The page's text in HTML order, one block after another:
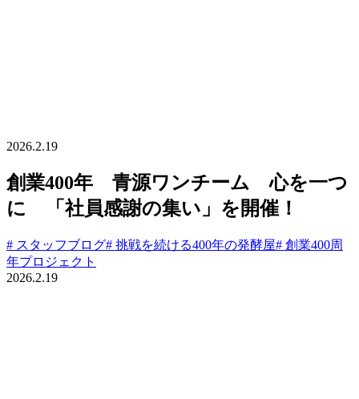
2026.2.19
創業400年 青源ワンチーム 心を一つ
に 「社員感謝の集い」を開催！
# スタッフブログ# 挑戦を続ける400年の発酵屋# 創業400周
年プロジェクト
2026.2.19